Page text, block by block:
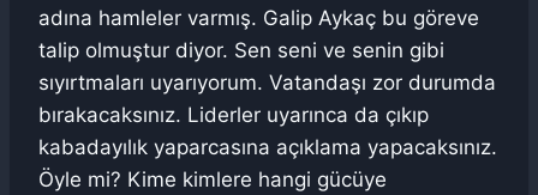
adına hamleler varmış. Galip Aykaç bu göreve
talip olmuştur diyor. Sen seni ve senin gibi
sıyırtmaları uyarıyorum. Vatandaşı zor durumda
bırakacaksınız. Liderler uyarınca da çıkıp
kabadayılık yaparcasına açıklama yapacaksınız.
Öyle mi? Kime kimlere hangi gücüye